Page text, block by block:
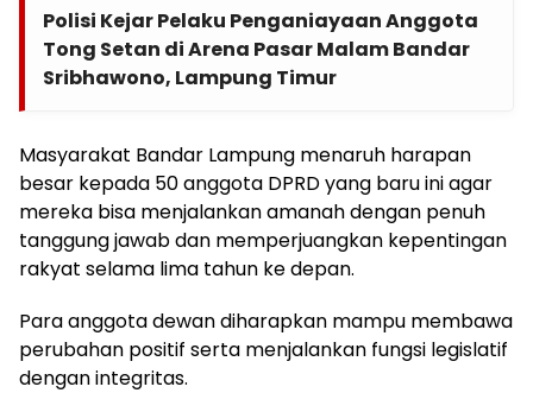
Polisi Kejar Pelaku Penganiayaan Anggota
Tong Setan di Arena Pasar Malam Bandar
Sribhawono, Lampung Timur
Masyarakat Bandar Lampung menaruh harapan
besar kepada 50 anggota DPRD yang baru ini agar
mereka bisa menjalankan amanah dengan penuh
tanggung jawab dan memperjuangkan kepentingan
rakyat selama lima tahun ke depan.
Para anggota dewan diharapkan mampu membawa
perubahan positif serta menjalankan fungsi legislatif
dengan integritas.